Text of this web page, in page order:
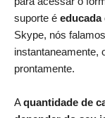
suporte é educada
Skype, nós
instantaneamente,
prontamente.
Aquantidade de